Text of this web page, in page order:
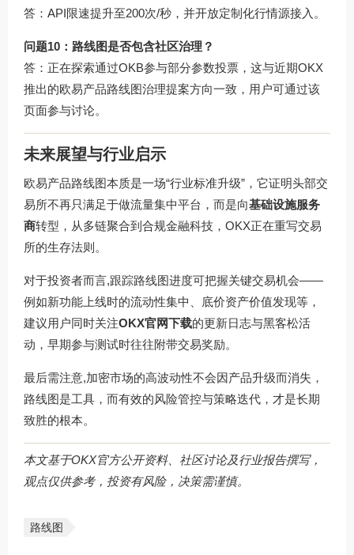
答：API限速提升至200次/秒，并开放定制化行情源接入。
问题10：路线图是否包含社区治理？
答：正在探索通过OKB参与部分参数投票，这与近期OKX
推出的欧易产品路线图治理提案方向一致，用户可通过该
页面参与讨论。
未来展望与行业启示
欧易产品路线图本质是一场“行业标准升级”，它证明头部交
易所不再只满足于做流量集中平台，而是向基础设施服务
商转型，从多链聚合到合规金融科技，OKX正在重写交易
所的生存法则。
对于投资者而言,跟踪路线图进度可把握关键交易机会——
例如新功能上线时的流动性集中、底价资产价值发现等，
建议用户同时关注OKX官网下载的更新日志与黑客松活
动，早期参与测试时往往附带交易奖励。
最后需注意,加密市场的高波动性不会因产品升级而消失，
路线图是工具，而有效的风险管控与策略迭代，才是长期
致胜的根本。
本文基于OKX官方公开资料、社区讨论及行业报告撰写，
观点仅供参考，投资有风险，决策需谨慎。
路线图